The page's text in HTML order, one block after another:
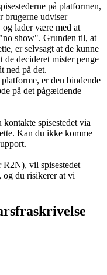
på platformen,
brugerne udviser
lader være med at
show". Grunden til, at
er selvsagt at de kunne
decideret mister penge
ned på det.
er den bindende
på det pågældende
kontakte spisestedet via
Kan du ikke komme
R2N), vil spisestedet
du risikerer at vi